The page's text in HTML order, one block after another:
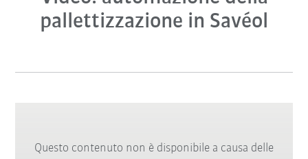
pallettizzazione in Savéol
Questo contenuto non è disponibile a causa delle